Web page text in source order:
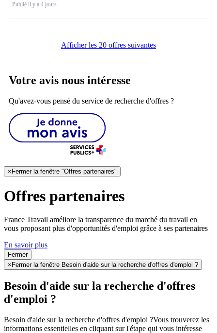
Publié il y a 4 jours
Afficher les 20 offres suivantes
Votre avis nous intéresse
Qu'avez-vous pensé du service de recherche d'offres ?
× Fermer la fenêtre "Offres partenaires"
Offres partenaires
France Travail améliore la transparence du marché du travail en
vous proposant plus d'opportunités d'emploi grâce à ses partenaires
En savoir plus
Fermer
× Fermer la fenêtre Besoin d'aide sur la recherche d'offres d'emploi ?
Besoin d'aide sur la recherche d'offres
d'emploi ?
Besoin d'aide sur la recherche d'offres d'emploi ?Vous trouverez les
informations essentielles en cliquant sur l'étape qui vous intéresse